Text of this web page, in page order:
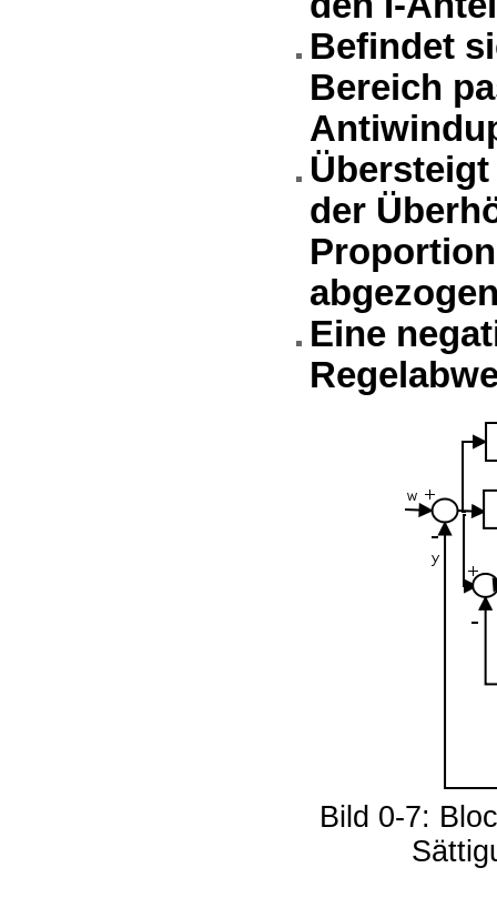
Befindet
Bereich
der
Eine
Bild 0-7: